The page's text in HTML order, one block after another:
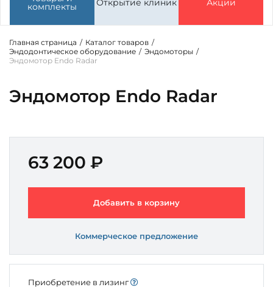
комплекты
Главная страница / Каталог товаров /
Эндодонтическое оборудование / Эндомоторы /
Эндомотор Endo Radar
Эндомотор Endo Radar
63 200 ₽
Добавить в корзину
Коммерческое предложение
Приобретение в лизинг